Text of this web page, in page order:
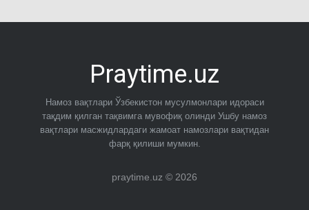
Praytime.uz
Намоз вақтлари Ўзбекистон мусулмонлари идораси
тақдим қилган тақвимга мувофиқ олинди Ушбу намоз
вақтлари масжидлардаги жамоат намозлари вақтидан
фарқ қилиши мумкин.
praytime.uz © 2026